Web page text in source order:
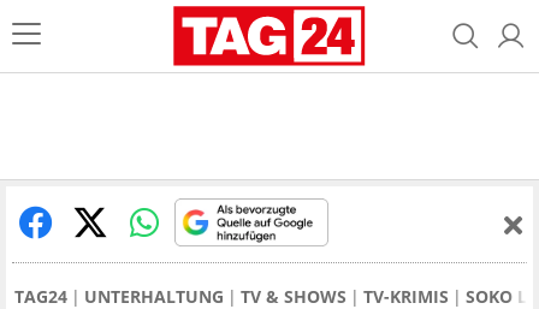
TAG24 UNTERHALTUNG TV & SHOWS TV-KRIMIS SOKO